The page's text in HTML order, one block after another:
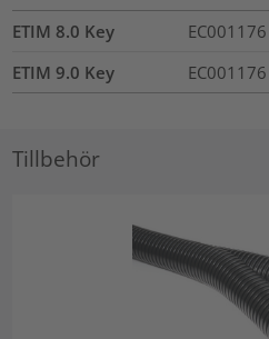
ETIM 8.0 Key
EC001176
ETIM 9.0 Key
EC001176
Tillbehör